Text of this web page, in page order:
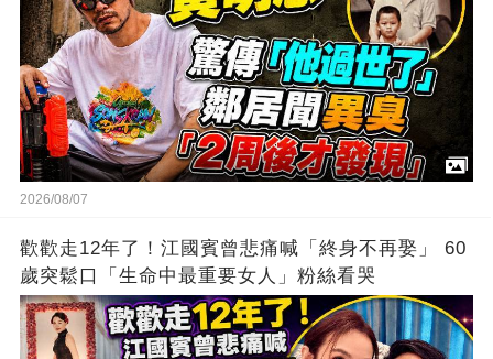
2026/08/07
歡歡走12年了！江國賓曾悲痛喊「終身不再娶」 60
歲突鬆口「生命中最重要女人」粉絲看哭